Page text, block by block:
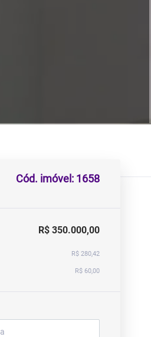
Cód. imóvel: 1658
R$ 350.000,00
R$ 280,42
R$ 60,00